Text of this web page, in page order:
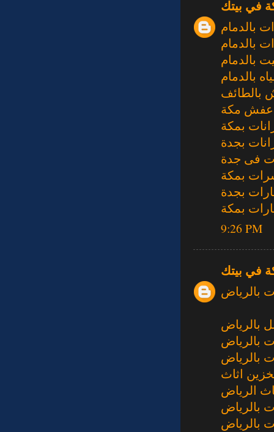
في بيتك
بالدمام
بالدمام
بالدمام
بالدمام
بالطائف
عفش مكة
بمكة
بجدة
فى جدة
بمكة
بجدة
بمكة
9:26 PM
في بيتك
بالرياض
بالرياض
بالرياض
بالرياض
اثاث
الرياض
بالرياض
بالرياض